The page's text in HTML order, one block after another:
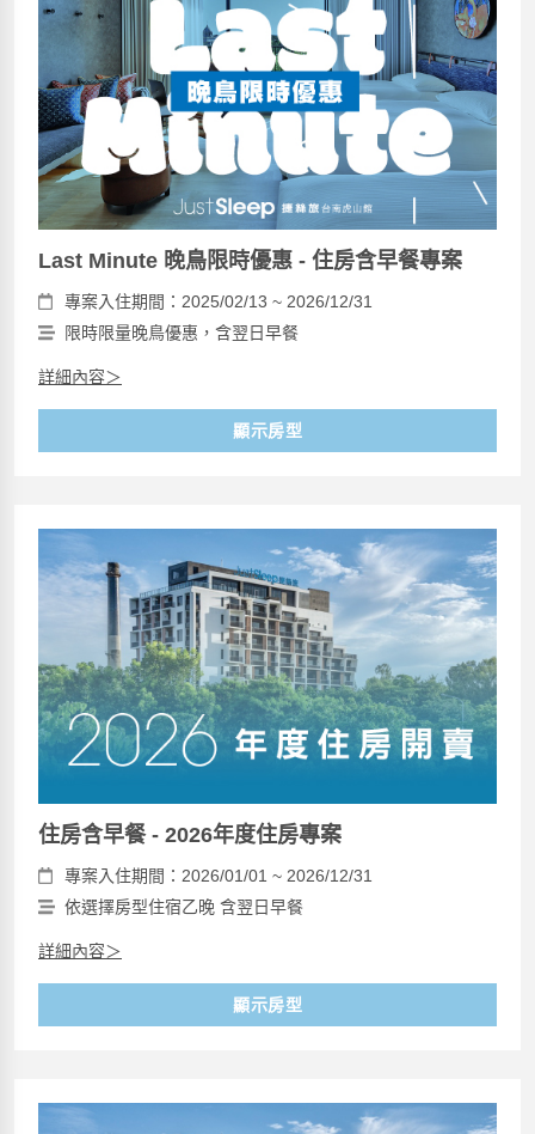
Last Minute 晚鳥限時優惠 - 住房含早餐專案
專案入住期間：2025/02/13 ~ 2026/12/31
限時限量晚鳥優惠，含翌日早餐
詳細內容＞
顯示房型
住房含早餐 - 2026年度住房專案
專案入住期間：2026/01/01 ~ 2026/12/31
依選擇房型住宿乙晚 含翌日早餐
詳細內容＞
顯示房型